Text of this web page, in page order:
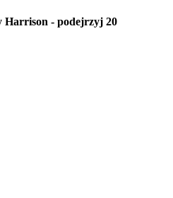
Harrison - podejrzyj 20